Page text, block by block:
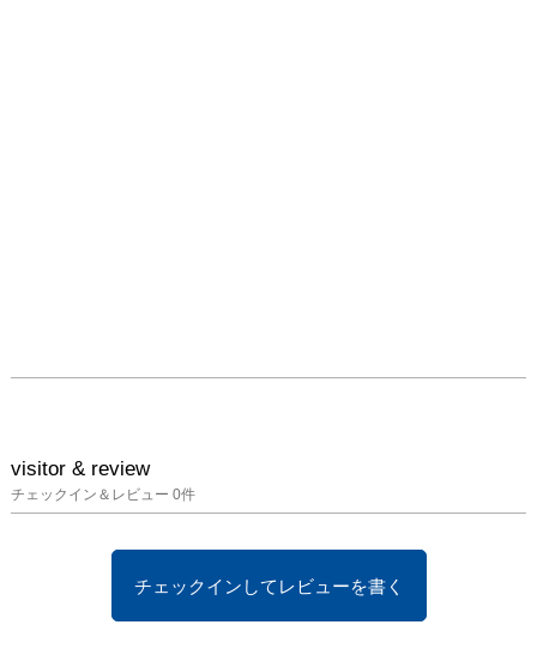
ダーラント州のデ・ホー
ヘ・フェルウェ国立公園
内にある美術館。約90点
の油彩画と約180点の素
指のファン・ゴッホによ
る作品が収蔵・展示され
visitor & review
チェックイン＆レビュー 0件
チェックインしてレビューを書く